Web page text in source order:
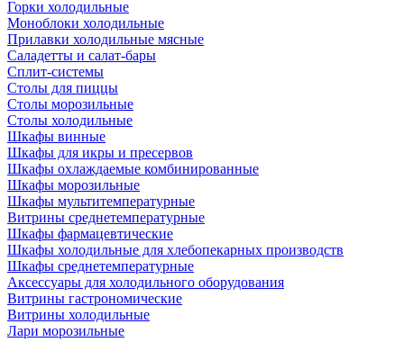
Горки холодильные
Моноблоки холодильные
Прилавки холодильные мясные
Саладетты и салат-бары
Сплит-системы
Столы для пиццы
Столы морозильные
Столы холодильные
Шкафы винные
Шкафы для икры и пресервов
Шкафы охлаждаемые комбинированные
Шкафы морозильные
Шкафы мультитемпературные
Витрины среднетемпературные
Шкафы фармацевтические
Шкафы холодильные для хлебопекарных производств
Шкафы среднетемпературные
Аксессуары для холодильного оборудования
Витрины гастрономические
Витрины холодильные
Лари морозильные